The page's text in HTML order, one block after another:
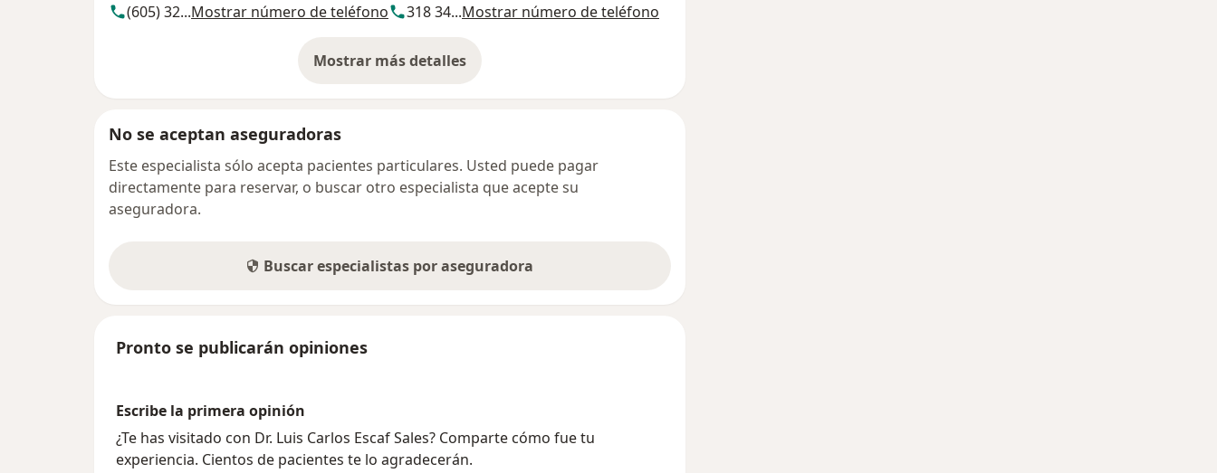
(605) 32...Mostrar número de teléfono 318 34...Mostrar número de teléfono
Mostrar más detalles
sobre la dirección
No se aceptan aseguradoras
Este especialista sólo acepta pacientes particulares. Usted puede pagar
directamente para reservar, o buscar otro especialista que acepte su
aseguradora.
Buscar especialistas por aseguradora
Pronto se publicarán opiniones
Escribe la primera opinión
¿Te has visitado con Dr. Luis Carlos Escaf Sales? Comparte cómo fue tu
experiencia. Cientos de pacientes te lo agradecerán.